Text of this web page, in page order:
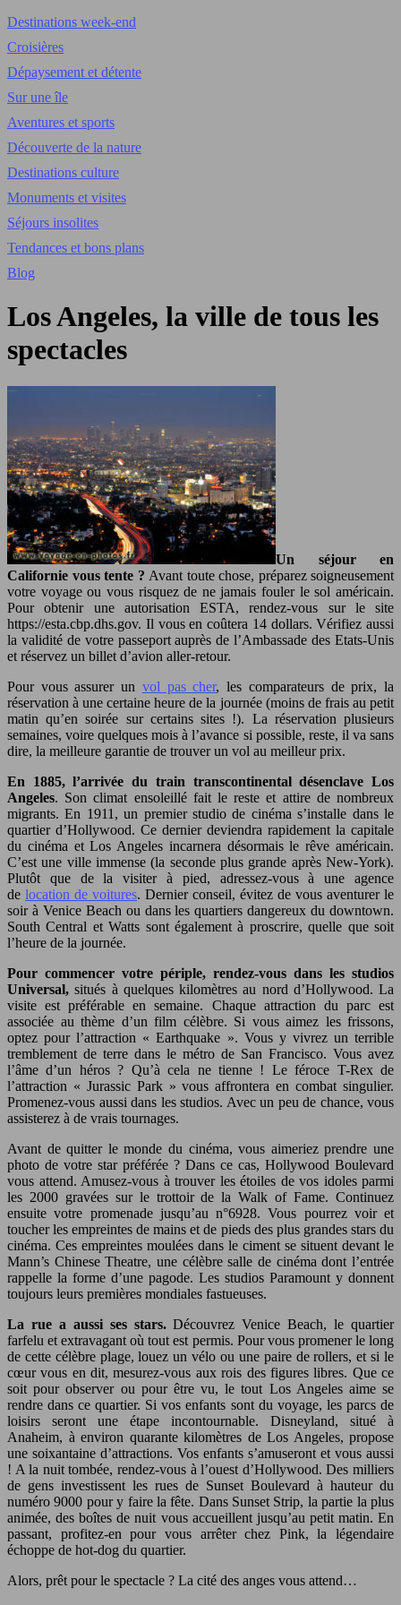
Destinations week-end
Croisières
Dépaysement et détente
Sur une île
Aventures et sports
Découverte de la nature
Destinations culture
Monuments et visites
Séjours insolites
Tendances et bons plans
Blog
Los Angeles, la ville de tous les
spectacles
Un séjour en
Californie vous tente ? Avant toute chose, préparez soigneusement
votre voyage ou vous risquez de ne jamais fouler le sol américain.
Pour obtenir une autorisation ESTA, rendez-vous sur le site
https://esta.cbp.dhs.gov. Il vous en coûtera 14 dollars. Vérifiez aussi
la validité de votre passeport auprès de l’Ambassade des Etats-Unis
et réservez un billet d’avion aller-retour.
Pour vous assurer un vol pas cher, les comparateurs de prix, la
réservation à une certaine heure de la journée (moins de frais au petit
matin qu’en soirée sur certains sites !). La réservation plusieurs
semaines, voire quelques mois à l’avance si possible, reste, il va sans
dire, la meilleure garantie de trouver un vol au meilleur prix.
En 1885, l’arrivée du train transcontinental désenclave Los
Angeles. Son climat ensoleillé fait le reste et attire de nombreux
migrants. En 1911, un premier studio de cinéma s’installe dans le
quartier d’Hollywood. Ce dernier deviendra rapidement la capitale
du cinéma et Los Angeles incarnera désormais le rêve américain.
C’est une ville immense (la seconde plus grande après New-York).
Plutôt que de la visiter à pied, adressez-vous à une agence
de location de voitures. Dernier conseil, évitez de vous aventurer le
soir à Venice Beach ou dans les quartiers dangereux du downtown.
South Central et Watts sont également à proscrire, quelle que soit
l’heure de la journée.
Pour commencer votre périple, rendez-vous dans les studios
Universal, situés à quelques kilomètres au nord d’Hollywood. La
visite est préférable en semaine. Chaque attraction du parc est
associée au thème d’un film célèbre. Si vous aimez les frissons,
optez pour l’attraction « Earthquake ». Vous y vivrez un terrible
tremblement de terre dans le métro de San Francisco. Vous avez
l’âme d’un héros ? Qu’à cela ne tienne ! Le féroce T-Rex de
l’attraction « Jurassic Park » vous affrontera en combat singulier.
Promenez-vous aussi dans les studios. Avec un peu de chance, vous
assisterez à de vrais tournages.
Avant de quitter le monde du cinéma, vous aimeriez prendre une
photo de votre star préférée ? Dans ce cas, Hollywood Boulevard
vous attend. Amusez-vous à trouver les étoiles de vos idoles parmi
les 2000 gravées sur le trottoir de la Walk of Fame. Continuez
ensuite votre promenade jusqu’au n°6928. Vous pourrez voir et
toucher les empreintes de mains et de pieds des plus grandes stars du
cinéma. Ces empreintes moulées dans le ciment se situent devant le
Mann’s Chinese Theatre, une célèbre salle de cinéma dont l’entrée
rappelle la forme d’une pagode. Les studios Paramount y donnent
toujours leurs premières mondiales fastueuses.
La rue a aussi ses stars.Découvrez Venice Beach, le quartier
farfelu et extravagant où tout est permis. Pour vous promener le long
de cette célèbre plage, louez un vélo ou une paire de rollers, et si le
cœur vous en dit, mesurez-vous aux rois des figures libres. Que ce
soit pour observer ou pour être vu, le tout Los Angeles aime se
rendre dans ce quartier. Si vos enfants sont du voyage, les parcs de
loisirs seront une étape incontournable. Disneyland, situé à
Anaheim, à environ quarante kilomètres de Los Angeles, propose
une soixantaine d’attractions. Vos enfants s’amuseront et vous aussi
! A la nuit tombée, rendez-vous à l’ouest d’Hollywood. Des milliers
de gens investissent les rues de Sunset Boulevard à hauteur du
numéro 9000 pour y faire la fête. Dans Sunset Strip, la partie la plus
animée, des boîtes de nuit vous accueillent jusqu’au petit matin. En
passant, profitez-en pour vous arrêter chez Pink, la légendaire
échoppe de hot-dog du quartier.
Alors, prêt pour le spectacle ? La cité des anges vous attend…